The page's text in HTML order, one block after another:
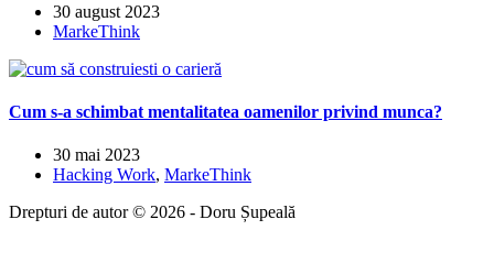
30 august 2023
MarkeThink
Cum s-a schimbat mentalitatea oamenilor privind munca?
30 mai 2023
Hacking Work, MarkeThink
Drepturi de autor © 2026 - Doru Șupeală